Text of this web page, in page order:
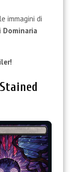
immagini di
Dominaria